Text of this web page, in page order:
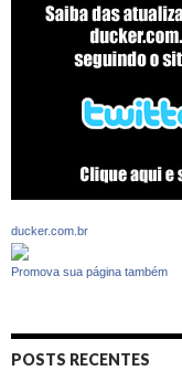
ducker.com.br
Promova sua página também
POSTS RECENTES